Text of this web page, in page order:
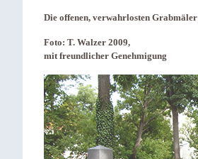
Die offenen, verwahrlosten
Foto: T. Walzer 2009,
mit freundlicher Genehmigung